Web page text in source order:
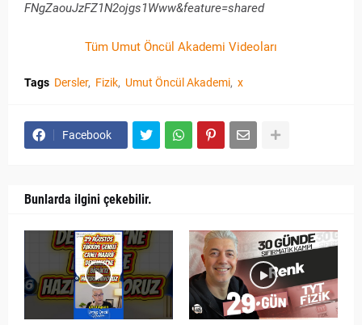
FNgZaouJzFZ1N2ojgs1Www&feature=shared
Tüm Umut Öncül Akademi Videoları
Tags Dersler Fizik Umut Öncül Akademi x
Facebook
Bunlarda ilgini çekebilir.